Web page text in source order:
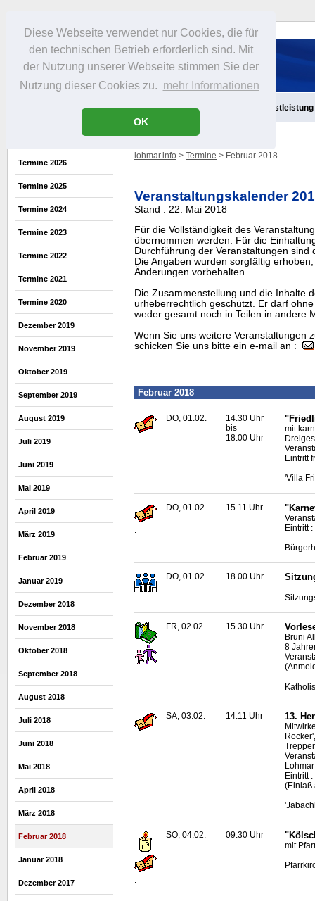
Diese Webseite verwendet nur Cookies, die für
den technischen Betrieb erforderlich sind. Mit
der Nutzung unserer Webseite stimmen Sie der
Nutzung dieser Cookies zu. mehr Informationen
OK
Infos Freizeit Gastronomie Dienstleistung
Termine 2026
Termine 2025
Termine 2024
Termine 2023
Termine 2022
Termine 2021
Termine 2020
Dezember 2019
November 2019
Oktober 2019
September 2019
August 2019
Juli 2019
Juni 2019
Mai 2019
April 2019
März 2019
Februar 2019
Januar 2019
Dezember 2018
November 2018
Oktober 2018
September 2018
August 2018
Juli 2018
Juni 2018
Mai 2018
April 2018
März 2018
Februar 2018
Januar 2018
Dezember 2017
lohmar.info > Termine > Februar 2018
Veranstaltungskalender
Stand : 22. Mai 2018
Für die Vollständigkeit des
übernommen werden. Für die
Durchführung der Veranstaltungen sind
Die Angaben wurden sorgfältig
Änderungen vorbehalten.
Die Zusammenstellung und die Inhalte
urheberrechtlich geschützt. Er darf
weder gesamt noch in Teilen in andere
Wenn Sie uns weitere Veranstaltungen
schicken Sie uns bitte ein e-mail an :
Februar 2018
DO, 01.02.
14.30 Uhr
bis
18.00 Uhr
mit
Eintritt
'Villa
DO, 01.02. 15.11 Uhr
Eintritt
DO, 01.02. 18.00 Uhr
.
FR, 02.02. 15.30 Uhr
Bruni
8
.
SA, 03.02. 14.11 Uhr 13.
Eintritt
(Einlaß
SO, 04.02. 09.30 Uhr
mit